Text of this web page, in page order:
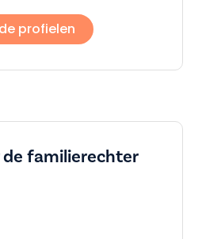
profielen
familierechter